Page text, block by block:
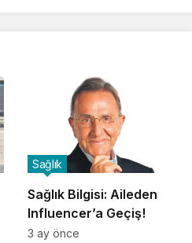
Sağlık Bilgisi: Aileden
Influencer’a Geçiş!
Sağlık
3 ay önce